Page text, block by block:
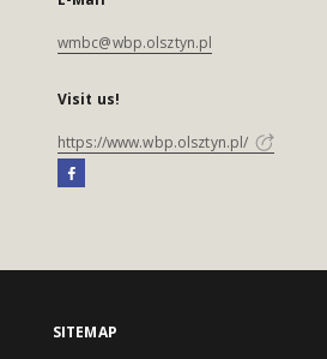
wmbc@wbp.olsztyn.pl
Visit us!
https://www.wbp.olsztyn.pl/
SITEMAP